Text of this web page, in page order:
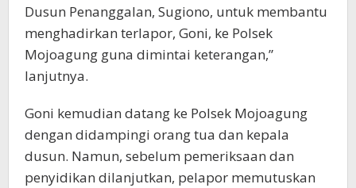
Dusun Penanggalan, Sugiono, untuk membantu
menghadirkan terlapor, Goni, ke Polsek
Mojoagung guna dimintai keterangan,”
lanjutnya.
Goni kemudian datang ke Polsek Mojoagung
dengan didampingi orang tua dan kepala
dusun. Namun, sebelum pemeriksaan dan
penyidikan dilanjutkan, pelapor memutuskan